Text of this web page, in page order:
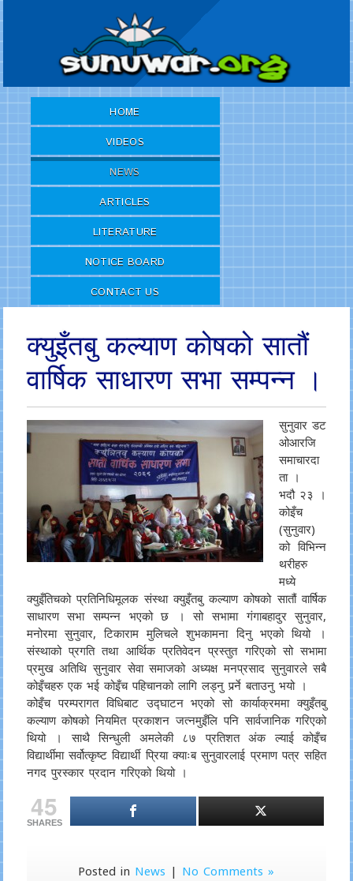
HOME
VIDEOS
NEWS
ARTICLES
LITERATURE
NOTICE BOARD
CONTACT US
क्युइँतबु कल्याण कोषको सातौं
वार्षिक साधारण सभा सम्पन्न ।
सुनुवार डट
ओआरजि
समाचारदा
ता ।
भदौ २३ ।
कोइँच
(सुनुवार)
को विभिन्न
थरीहरु
मध्ये
क्युइँतिचको प्रतिनिधिमूलक संस्था क्युइँतबु कल्याण कोषको सातौं वार्षिक
साधारण सभा सम्पन्न भएको छ । सो सभामा गंगाबहादुर सुनुवार,
मनोरमा सुनुवार, टिकाराम मुलिचले शुभकामना दिनु भएको थियो ।
संस्थाको प्रगति तथा आर्थिक प्रतिवेदन प्रस्तुत गरिएको सो सभामा
प्रमुख अतिथि सुनुवार सेवा समाजको अध्यक्ष मनप्रसाद सुनुवारले सबै
कोइँचहरु एक भई कोइँच पहिचानको लागि लड्नु पर्र्ने बताउनु भयो ।
कोइँच परम्परागत विधिबाट उद्घाटन भएको सो कार्याक्रममा क्युइँतबु
कल्याण कोषको नियमित प्रकाशन जत्नमुइँलि पनि सार्वजानिक गरिएको
थियो । साथै सिन्धुली अमलेकी ८७ प्रतिशत अंक ल्याई कोइँच
विद्यार्थीमा सर्वोत्कृष्ट विद्यार्थी प्रिया क्याःब सुनुवारलाई प्रमाण पत्र सहित
नगद पुरस्कार प्रदान गरिएको थियो ।
45
SHARES
Posted in News | No Comments »